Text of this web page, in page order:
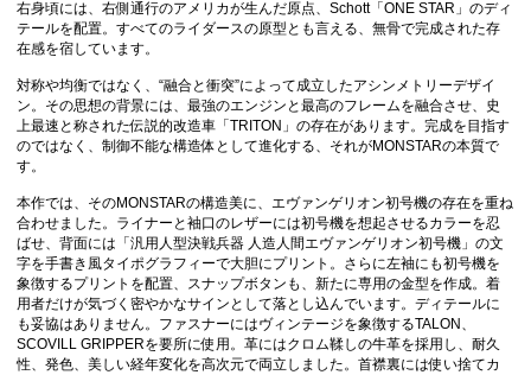
右身頃には、右側通行のアメリカが生んだ原点、Schott「ONE STAR」のディ
テールを配置。すべてのライダースの原型とも言える、無骨で完成された存
在感を宿しています。
対称や均衡ではなく、“融合と衝突”によって成立したアシンメトリーデザイ
ン。その思想の背景には、最強のエンジンと最高のフレームを融合させ、史
上最速と称された伝説的改造車「TRITON」の存在があります。完成を目指す
のではなく、制御不能な構造体として進化する、それがMONSTARの本質で
す。
本作では、そのMONSTARの構造美に、エヴァンゲリオン初号機の存在を重ね
合わせました。ライナーと袖口のレザーには初号機を想起させるカラーを忍
ばせ、背面には「汎用人型決戦兵器 人造人間エヴァンゲリオン初号機」の文
字を手書き風タイポグラフィーで大胆にプリント。さらに左袖にも初号機を
象徴するプリントを配置、スナップボタンも、新たに専用の金型を作成。着
用者だけが気づく密やかなサインとして落とし込んでいます。ディテールに
も妥協はありません。ファスナーにはヴィンテージを象徴するTALON、
SCOVILL GRIPPERを要所に使用。革にはクロム鞣しの牛革を採用し、耐久
性、発色、美しい経年変化を高次元で両立しました。首襟裏には使い捨てカ